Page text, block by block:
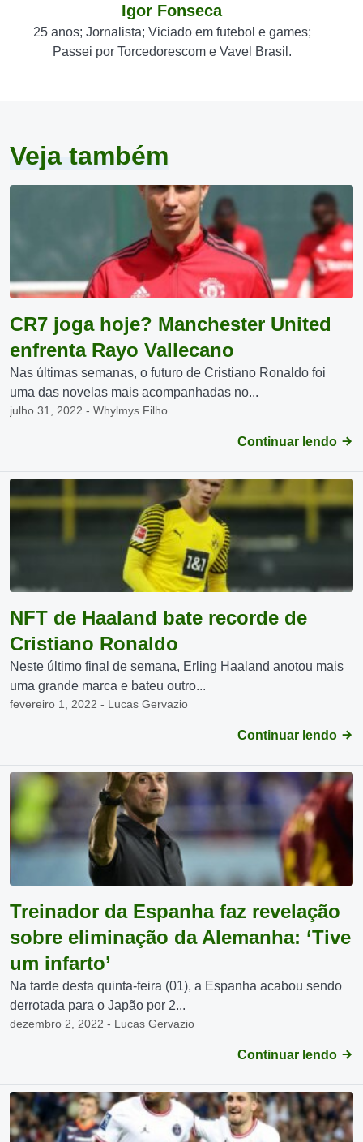
Igor Fonseca
25 anos; Jornalista; Viciado em futebol e games;
Passei por Torcedorescom e Vavel Brasil.
Veja também
CR7 joga hoje? Manchester United
enfrenta Rayo Vallecano
Nas últimas semanas, o futuro de Cristiano Ronaldo foi
uma das novelas mais acompanhadas no...
julho 31, 2022 - Whylmys Filho
Continuar lendo
NFT de Haaland bate recorde de
Cristiano Ronaldo
Neste último final de semana, Erling Haaland anotou mais
uma grande marca e bateu outro...
fevereiro 1, 2022 - Lucas Gervazio
Continuar lendo
Treinador da Espanha faz revelação
sobre eliminação da Alemanha: ‘Tive
um infarto’
Na tarde desta quinta-feira (01), a Espanha acabou sendo
derrotada para o Japão por 2...
dezembro 2, 2022 - Lucas Gervazio
Continuar lendo